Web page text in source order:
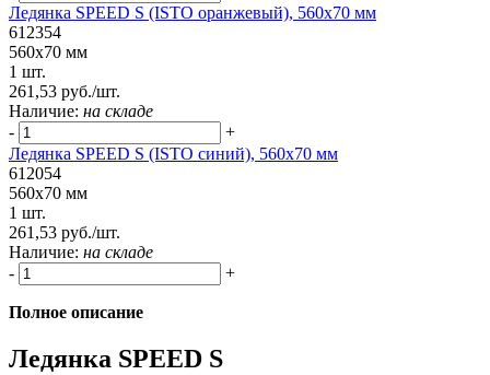
Ледянка SPEED S (ISTO оранжевый), 560x70 мм
612354
560x70 мм
1 шт.
261,53 руб./шт.
Наличие: на складе
-
+
Ледянка SPEED S (ISTO синий), 560x70 мм
612054
560x70 мм
1 шт.
261,53 руб./шт.
Наличие: на складе
-
+
Полное описание
Ледянка SPEED S